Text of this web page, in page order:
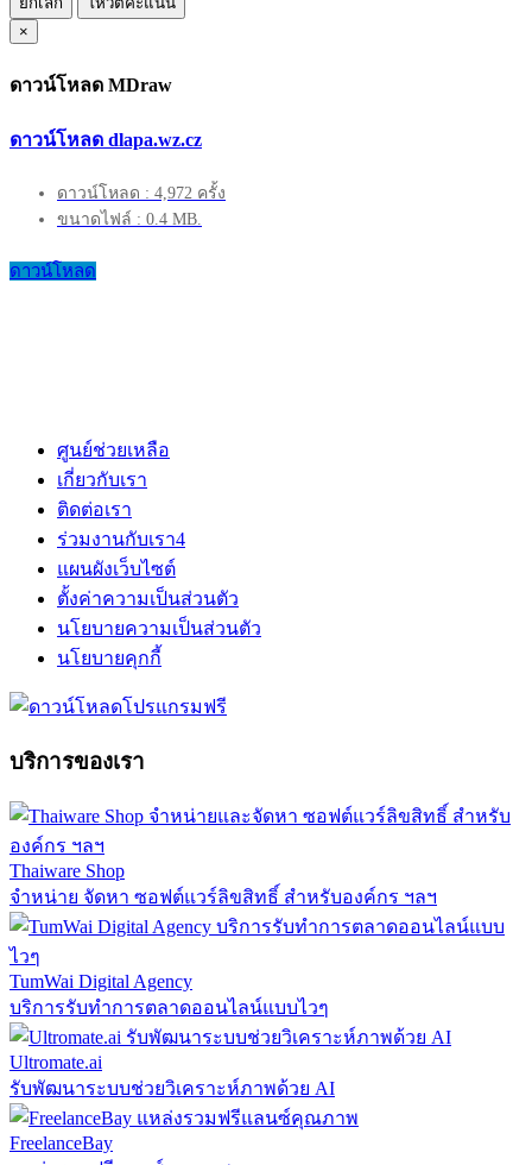
×
ดาวน์โหลด MDraw
ดาวน์โหลด dlapa.wz.cz
ดาวน์โหลด : 4,972 ครั้ง
ขนาดไฟล์ : 0.4 MB.
ดาวน์โหลด
ศูนย์ช่วยเหลือ
เกี่ยวกับเรา
ติดต่อเรา
ร่วมงานกับเรา4
แผนผังเว็บไซต์
ตั้งค่าความเป็นส่วนตัว
นโยบายความเป็นส่วนตัว
นโยบายคุกกี้
บริการของเรา
Thaiware Shop
จำหน่าย จัดหา ซอฟต์แวร์ลิขสิทธิ์ สำหรับองค์กร ฯลฯ
TumWai Digital Agency
บริการรับทำการตลาดออนไลน์แบบไวๆ
Ultromate.ai
รับพัฒนาระบบช่วยวิเคราะห์ภาพด้วย AI
FreelanceBay